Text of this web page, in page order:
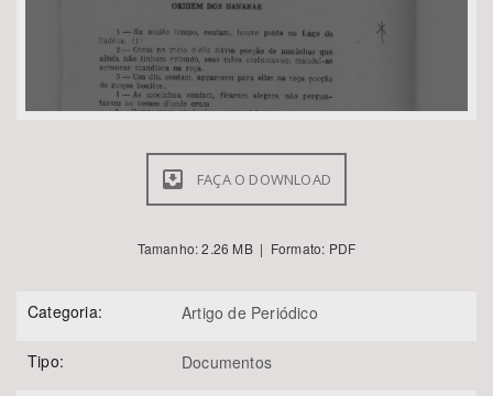
Área Protegida
FAÇA O DOWNLOAD
Tamanho: 2.26 MB | Formato: PDF
Categoria: Artigo de Periódico
Tipo: Documentos